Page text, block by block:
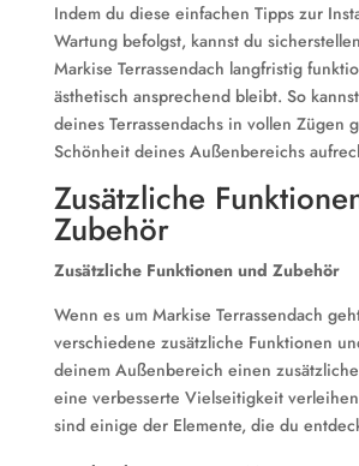
Indem du diese einfachen Tipps zur
Wartung befolgst, kannst du
Markise Terrassendach langfristig
ästhetisch ansprechend bleibt. So
deines Terrassendachs in vollen Zügen
Schönheit deines Außenbereichs
Zusätzliche
Zubehör
Zusätzliche Funktionen und Zubehör
Wenn es um Markise Terrassendach
verschiedene zusätzliche Funktionen
deinem Außenbereich einen
eine verbesserte Vielseitigkeit
sind einige der Elemente, die du